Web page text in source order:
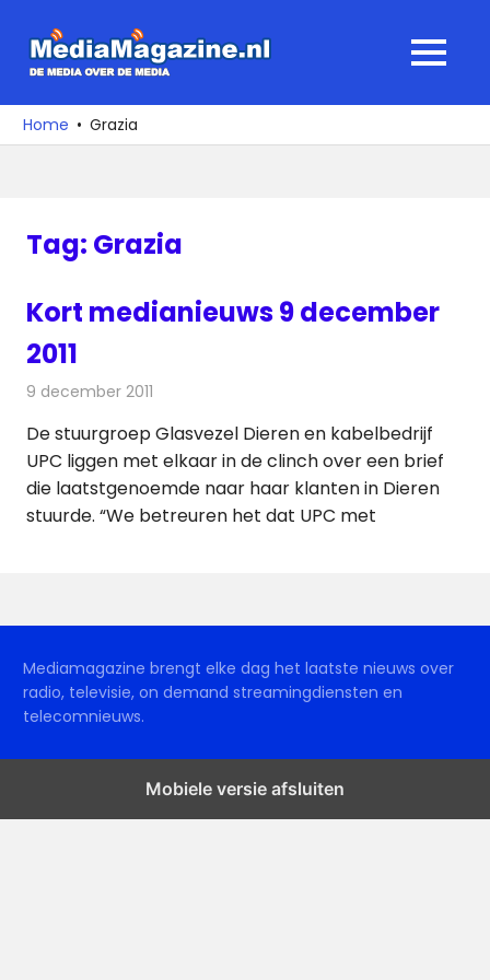
naar
media
over
MENU
Home Grazia
Tag: Grazia
Kort medianieuws 9 december
2011
9 december 2011
De stuurgroep Glasvezel Dieren en kabelbedrijf
UPC liggen met elkaar in de clinch over een brief
die laatstgenoemde naar haar klanten in Dieren
stuurde. “We betreuren het dat UPC met
Mediamagazine brengt elke dag het laatste nieuws over
radio, televisie, on demand streamingdiensten en
telecomnieuws.
Mobiele versie afsluiten